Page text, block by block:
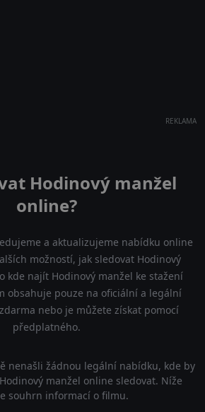
REKLAMA
Hodinový manžel
online?
a aktualizujeme nabídku online
možností, jak sledovat Hodinový
kde najít Hodinový manžel ke stažení
obsahuje pouze na oficiální a legální
nebo je můžete získat pomocí
předplatného.
nenašli žádnou legální nabídku, kde by
manžel online sledovat. Níže
souhrn informací o filmu.